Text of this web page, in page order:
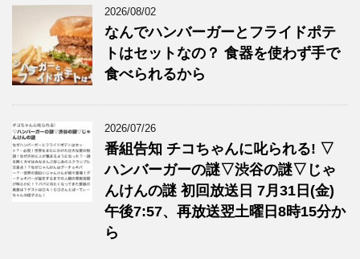
2026/08/02
なんでハンバーガーとフライドポテ
トはセットなの？ 食器を使わず手で
食べられるから
2026/07/26
番組告知 チコちゃんに叱られる! ▽
ハンバーガーの謎▽渋谷の謎▽じゃ
んけんの謎 初回放送日 7月31日(金)
午後7:57、再放送翌土曜日8時15分か
ら